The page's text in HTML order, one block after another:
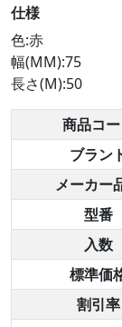
仕様
色:赤
幅(MM):75
長さ(M):50
商品コ
ブラン
メーカー
型番
入数
標準価
割引率